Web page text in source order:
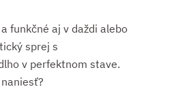
funkčné aj v daždi alebo
sprej s
v perfektnom stave.